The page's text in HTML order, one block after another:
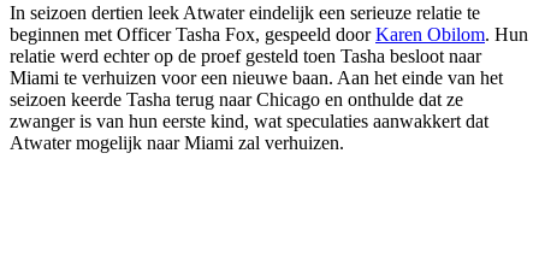
In seizoen dertien leek Atwater eindelijk een serieuze relatie te
beginnen met Officer Tasha Fox, gespeeld doorKaren Obilom. Hun
relatie werd echter op de proef gesteld toen Tasha besloot naar
Miami te verhuizen voor een nieuwe baan. Aan het einde van het
seizoen keerde Tasha terug naar Chicago en onthulde dat ze
zwanger is van hun eerste kind, wat speculaties aanwakkert dat
Atwater mogelijk naar Miami zal verhuizen.